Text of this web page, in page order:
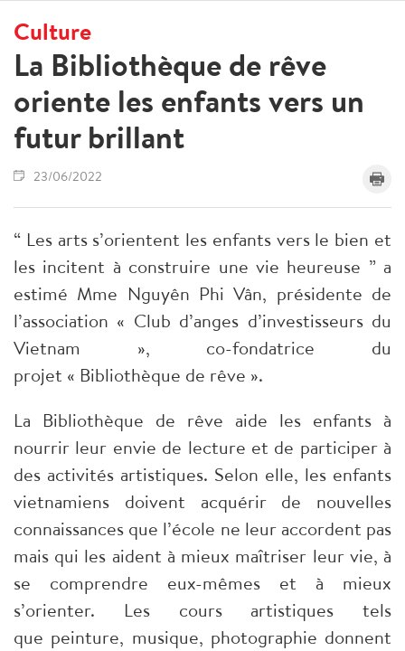
Culture
La Bibliothèque de rêve
oriente les enfants vers un
futur brillant
23/06/2022
“ Les arts s’orientent les enfants vers le bien et
les incitent à construire une vie heureuse ” a
estimé Mme Nguyên Phi Vân, présidente de
l’association « Club d’anges d’investisseurs du
Vietnam », co-fondatrice du
projet « Bibliothèque de rêve ».
La Bibliothèque de rêve aide les enfants à
nourrir leur envie de lecture et de participer à
des activités artistiques. Selon elle, les enfants
vietnamiens doivent acquérir de nouvelles
connaissances que l’école ne leur accordent pas
mais qui les aident à mieux maîtriser leur vie, à
se comprendre eux-mêmes et à mieux
s’orienter. Les cours artistiques tels
que peinture, musique, photographie donnent